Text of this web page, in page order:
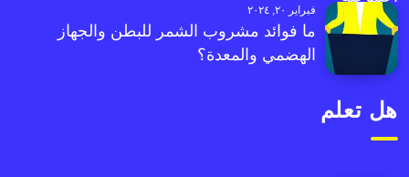
فبراير ٢٠, ٢٠٢٤
ما فوائد مشروب الشمر للبطن والجهاز
الهضمي والمعدة؟
هل تعلم